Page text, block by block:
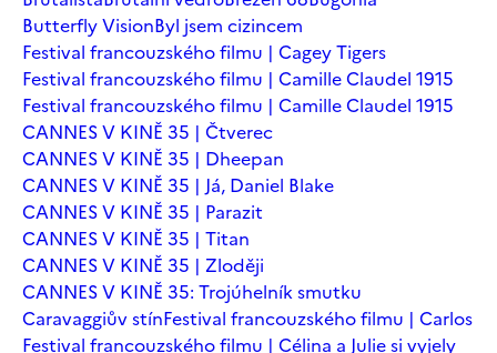
Butterfly VisionByl jsem cizincem
Festival francouzského filmu | Cagey Tigers
Festival francouzského filmu | Camille Claudel 1915
Festival francouzského filmu | Camille Claudel 1915
CANNES V KINĚ 35 | Čtverec
CANNES V KINĚ 35 | Dheepan
CANNES V KINĚ 35 | Já, Daniel Blake
CANNES V KINĚ 35 | Parazit
CANNES V KINĚ 35 | Titan
CANNES V KINĚ 35 | Zloději
CANNES V KINĚ 35: Trojúhelník smutku
Caravaggiův stínFestival francouzského filmu | Carlos
Festival francouzského filmu | Célina a Julie si vyjely